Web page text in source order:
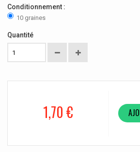
Conditionnement :
10 graines
Quantité
1,70 €